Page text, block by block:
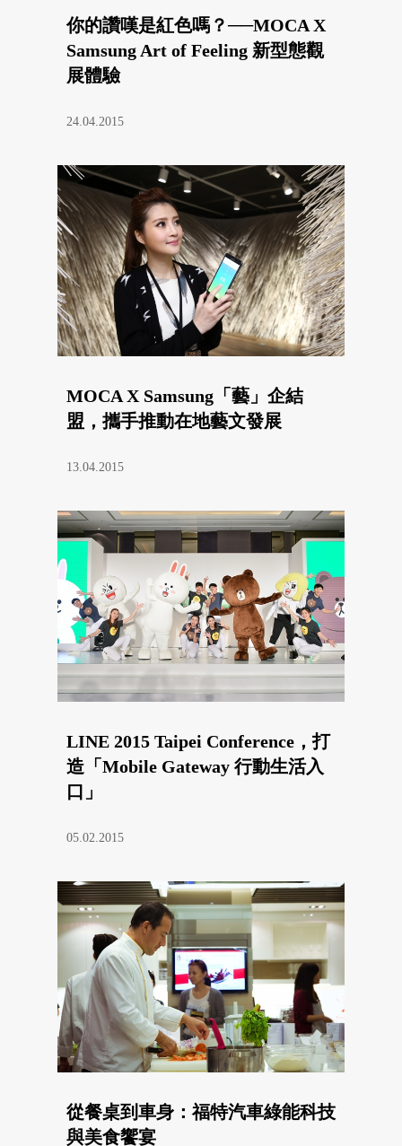
你的讚嘆是紅色嗎？──MOCA X
Samsung Art of Feeling 新型態觀
展體驗
24.04.2015
MOCA X Samsung「藝」企結
盟，攜手推動在地藝文發展
13.04.2015
LINE 2015 Taipei Conference，打
造「Mobile Gateway 行動生活入
口」
05.02.2015
從餐桌到車身：福特汽車綠能科技
與美食饗宴